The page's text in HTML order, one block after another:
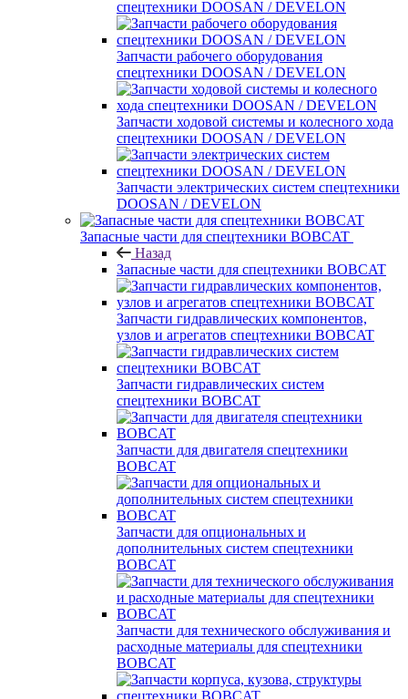
спецтехники DOOSAN / DEVELON
Запчасти рабочего оборудования
спецтехники DOOSAN / DEVELON
Запчасти ходовой системы и колесного хода
спецтехники DOOSAN / DEVELON
Запчасти электрических систем спецтехники
DOOSAN / DEVELON
Запасные части для спецтехники BOBCAT
Назад
Запасные части для спецтехники BOBCAT
Запчасти гидравлических компонентов,
узлов и агрегатов спецтехники BOBCAT
Запчасти гидравлических систем
спецтехники BOBCAT
Запчасти для двигателя спецтехники
BOBCAT
Запчасти для опциональных и
дополнительных систем спецтехники
BOBCAT
Запчасти для технического обслуживания и
расходные материалы для спецтехники
BOBCAT